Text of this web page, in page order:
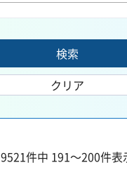
9521件中 191～200件表